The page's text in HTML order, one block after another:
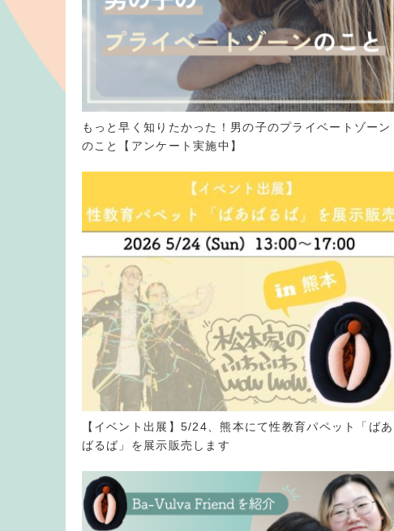
もっと早く知りたかった！男の子のプライベートゾーン
のこと【アンケート実施中】
【イベント出展】5/24、熊本にて性教育パペット「ばあ
ばるば」を展示販売します